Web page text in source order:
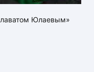
Юлаевым»